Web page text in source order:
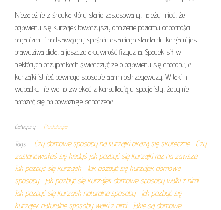
Niezależnie z środka który stanie zastosowany, należy mieć, że
pojawieniu się kurzajek towarzyszy obniżenie poziomu odporności
organizmu i podstawą gry spośród ostatniego standardu kolejami jest
prawdziwa dieta, a jeszcze aktywność fizyczna. Spadek sił w
niektórych przypadkach świadczyć że o pojawieniu się choroby, a
kurzajki istnieć pewnego sposobie alarm ostrzegawczy. W takim
wypadku nie wolno zwlekać z konsultacją u specjalisty, żeby nie
narażać się na poważnieje schorzenia.
Category Podologia
Tags Czy domowe sposoby na kurzajki okażą się skuteczne
Czy
zastanawiałeś się kiedyś jak pozbyć się kurzajki raz na zawsze
Jak pozbyć się kurzajek
Jak pozbyć się kurzajek domowe
sposoby
jak pozbyć się kurzajek domowe sposoby walki z nimi
Jak pozbyć się kurzajek naturalne sposoby
jak pozbyć się
kurzajek naturalne sposoby walki z nimi
Jakie są domowe